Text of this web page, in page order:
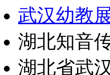
武汉幼教
湖北知音
湖北省武